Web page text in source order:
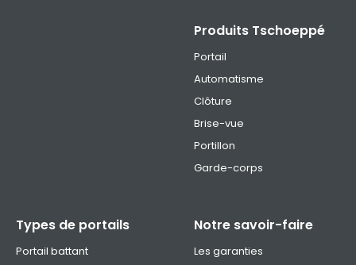
Produits Tschoeppé
Portail
Automatisme
Clôture
Brise-vue
Portillon
Garde-corps
Types de portails
Portail battant
Notre savoir-faire
Les garanties